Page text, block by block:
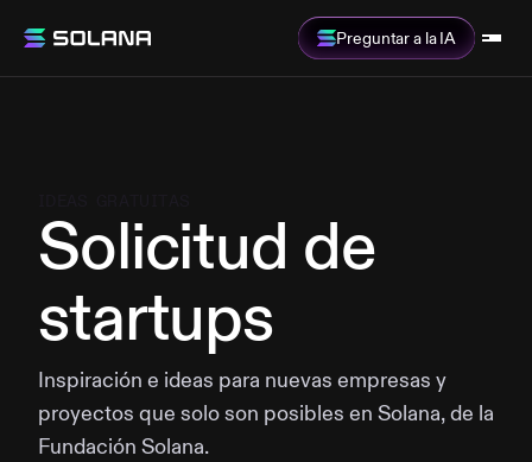
Preguntar a la IA
Solicitud de
startups
Inspiración e ideas para nuevas empresas y
proyectos que solo son posibles en Solana, de la
Fundación Solana.